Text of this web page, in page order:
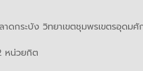
าดกระบัง วิทยาเขตชุมพรเขตรอุด
หน่วยกิต